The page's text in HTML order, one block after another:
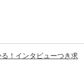
！インタビューつき求